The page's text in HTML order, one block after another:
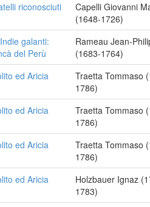
riconosciuti
Capelli Giovanni
(1648-1726)
galanti:
del Perù
Rameau Jean-
(1683-1764)
ed Aricia
Traetta Tommaso
1786)
ed Aricia
Traetta Tommaso
1786)
ed Aricia
Traetta Tommaso
1786)
ed Aricia
Holzbauer Ignaz
1783)